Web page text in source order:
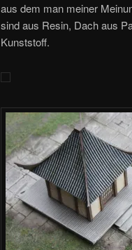
aus dem man meiner
sind aus Resin, Dach aus
Kunststoff.